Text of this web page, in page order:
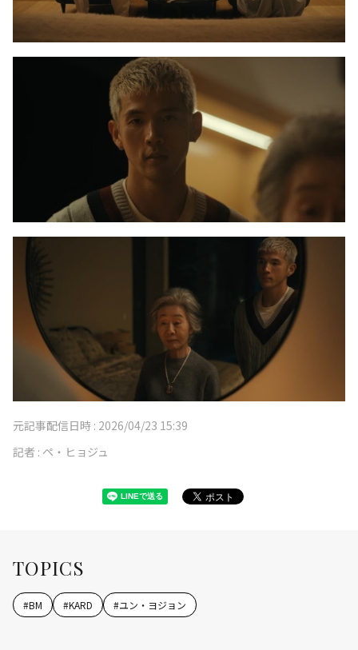
元記事配信日時 : 2026/04/23 15:39
記者 : ペ・ヒョジュ
TOPICS
#BM #KARD #ユン・ヨジョン